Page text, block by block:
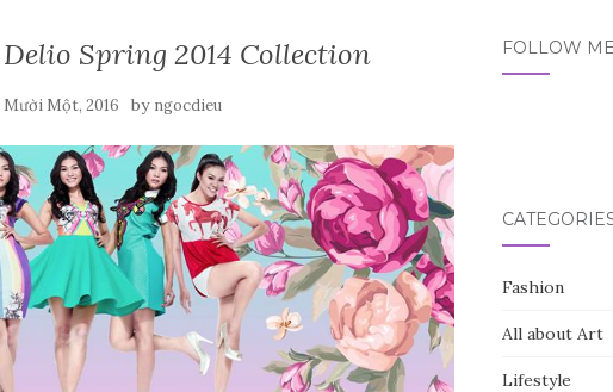
Spring 2014 Collection
Mười Một, 2016 by ngocdieu
FOLLOW ME
Fashion
All about Art
Lifestyle